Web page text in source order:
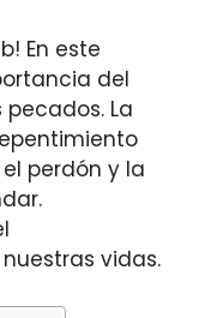
En este
del
La
perdón y la
vidas.